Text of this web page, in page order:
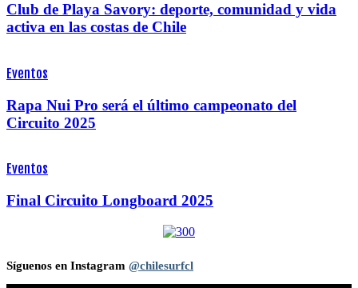
Club de Playa Savory: deporte, comunidad y vida
activa en las costas de Chile
Eventos
Rapa Nui Pro será el último campeonato del
Circuito 2025
Eventos
Final Circuito Longboard 2025
Síguenos en Instagram @chilesurfcl